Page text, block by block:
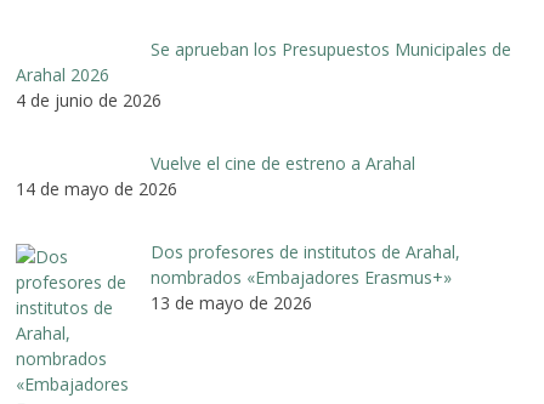
Se aprueban los Presupuestos Municipales de
Arahal 2026
4 de junio de 2026
Vuelve el cine de estreno a Arahal
14 de mayo de 2026
Dos profesores de institutos de Arahal,
nombrados «Embajadores Erasmus+»
13 de mayo de 2026